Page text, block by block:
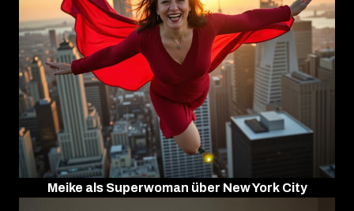
Meike als Superwoman über New York City